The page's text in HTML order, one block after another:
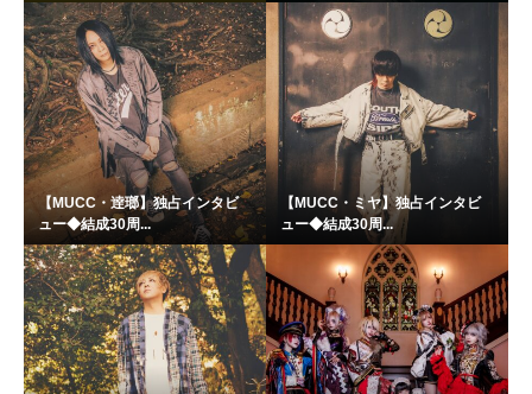
【MUCC・逹瑯】独占インタビ
ュー◆結成30周...
【MUCC・ミヤ】独占インタビ
ュー◆結成30周...